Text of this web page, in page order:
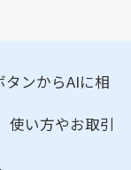
タンからAIに相
使い方やお取引